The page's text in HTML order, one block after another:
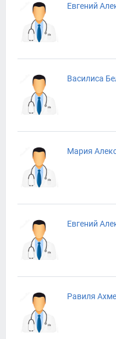
Евгений
Василиса
Мария
Евгений
Равиля